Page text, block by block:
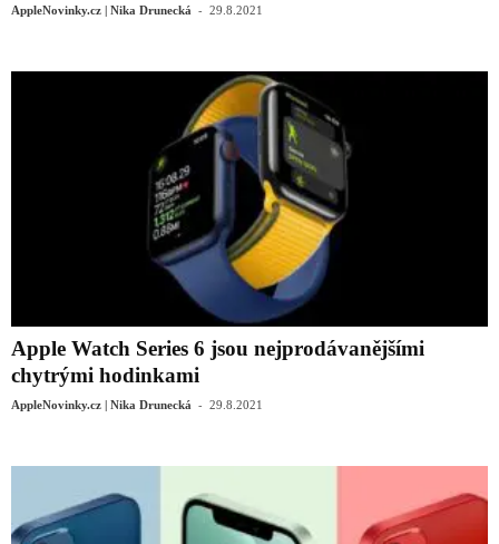
AppleNovinky.cz | Nika Drunecká - 29.8.2021
Apple Watch Series 6 jsou nejprodávanějšími
chytrými hodinkami
AppleNovinky.cz | Nika Drunecká - 29.8.2021